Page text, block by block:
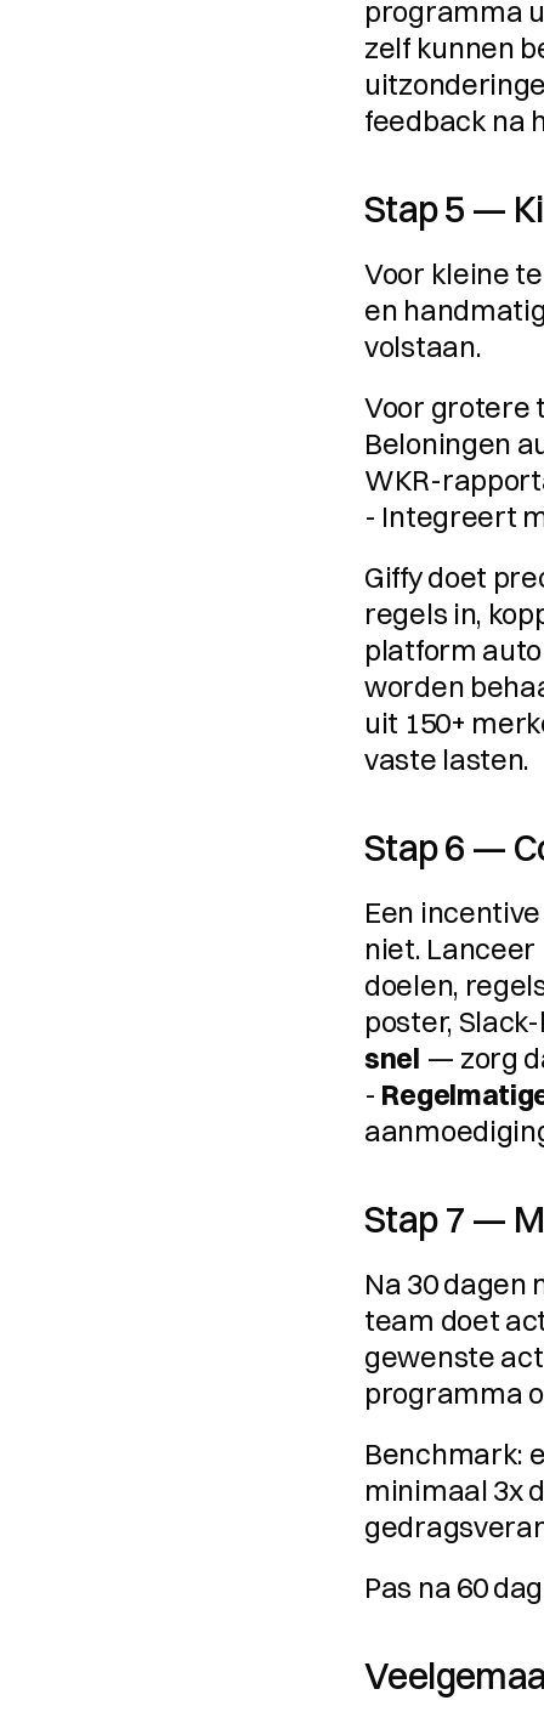
programma
zelf kunnen
feedback na
Stap 5 —
Voor kleine
en
volstaan.
Voor grotere
Beloningen
WKR-
- Integreert
Giffy doet
regels in,
platform
worden
uit 150+
vaste lasten.
Stap 6 —
Een
niet.
doelen,
poster,
snel — zorg
-
Stap 7 —
Na 30 dagen
team doet
gewenste
programma
Benchmark:
minimaal 3x
Pas na 60